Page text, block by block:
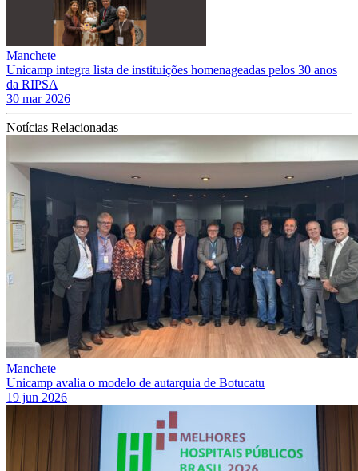
Manchete
Unicamp integra lista de instituições homenageadas pelos 30 anos
da RIPSA
30 mar 2026
Notícias Relacionadas
Manchete
Unicamp avalia o modelo de autarquia de Botucatu
19 jun 2026